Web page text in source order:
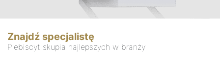
Znajdź specjalistę
Plebiscyt skupia najlepszych w branży